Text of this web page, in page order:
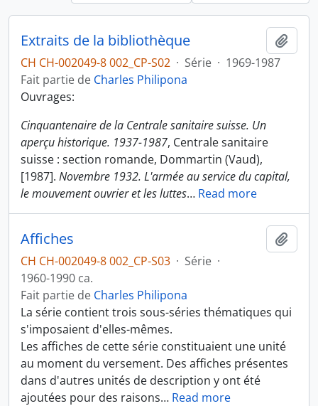
Extraits de la bibliothèque
CH CH-002049-8 002_CP-S02 · Série · 1969-1987
Fait partie de Charles Philipona
Ouvrages:
Cinquantenaire de la Centrale sanitaire suisse. Un
aperçu historique. 1937-1987, Centrale sanitaire
suisse : section romande, Dommartin (Vaud),
[1987]. Novembre 1932. L'armée au service du capital,
le mouvement ouvrier et les luttes… Read more
Affiches
CH CH-002049-8 002_CP-S03 · Série ·
1960-1990 ca.
Fait partie de Charles Philipona
La série contient trois sous-séries thématiques qui
s'imposaient d'elles-mêmes.
Les affiches de cette série constituaient une unité
au moment du versement. Des affiches présentes
dans d'autres unités de description y ont été
ajoutées pour des raisons… Read more